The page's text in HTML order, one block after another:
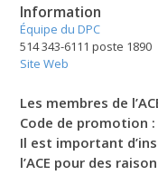
Information
Équipe du DPC
514 343-6111 poste 1890
Site Web
Les membres de
Code de promotion :
Il est important
l’ACE pour des